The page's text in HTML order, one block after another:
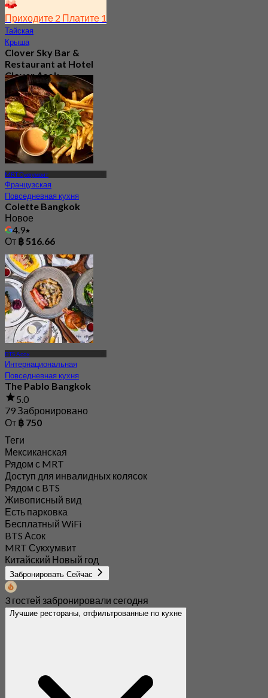
Приходите 2 Платите 1
Тайская
Крыша
Clover Sky Bar &
Restaurant at Hotel
Clover Asok
4.6
854 Забронировано
От฿ 277.5
MRT Сукхумвит
Французская
Повседневная кухня
Colette Bangkok
Новое
4.9
От ฿ 516.66
BTS Асок
Интернациональная
Повседневная кухня
The Pablo Bangkok
5.0
79 Забронировано
От ฿ 750
Теги
Мексиканская
Рядом с MRT
Доступ для инвалидных колясок
Рядом с BTS
Живописный вид
Есть парковка
Бесплатный WiFi
BTS Асок
MRT Сукхумвит
Китайский Новый год
Забронировать Сейчас
3 гостей забронировали сегодня
Лучшие рестораны, отфильтрованные по кухне